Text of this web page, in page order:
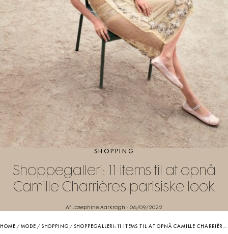
SHOPPING
Shoppegalleri: 11 items til at opnå
Camille Charrières parisiske look
Af Josephine Aarkrogh - 06/09/2022
HOME /MODE / SHOPPING / SHOPPEGALLERI: 11 ITEMS TIL AT OPNÅ CAMILLE CHARRIÈRES PARISISKE LOOK